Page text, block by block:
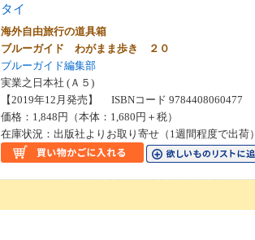
タイ
海外自由旅行の道具箱
ブルーガイド わがまま歩き ２０
ブルーガイド編集部
実業之日本社 (Ａ５)
【2019年12月発売】 ISBNコード 9784408060477
価格：1,848円（本体：1,680円＋税）
在庫状況：出版社よりお取り寄せ（1週間程度で出荷）